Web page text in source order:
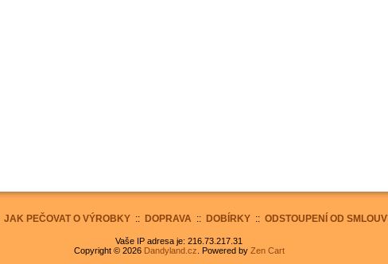
JAK PEČOVAT O VÝROBKY:: DOPRAVA :: DOBÍRKY:: ODSTOUPENÍ OD
Vaše IP adresa je: 216.73.217.31
Copyright © 2026 Dandyland.cz . Powered by Zen Cart